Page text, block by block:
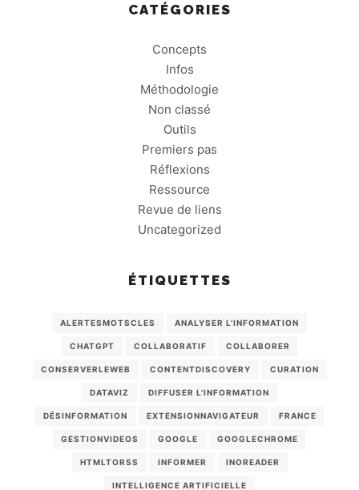
CATÉGORIES
Concepts
Infos
Méthodologie
Non classé
Outils
Premiers pas
Réflexions
Ressource
Revue de liens
Uncategorized
ÉTIQUETTES
ALERTESMOTSCLES ANALYSER L'INFORMATION
CHATGPT COLLABORATIF COLLABORER
CONSERVERLEWEB CONTENTDISCOVERY CURATION
DATAVIZ DIFFUSER L'INFORMATION
DÉSINFORMATION EXTENSIONNAVIGATEUR FRANCE
GESTIONVIDEOS GOOGLE GOOGLECHROME
HTMLTORSS INFORMER INOREADER
INTELLIGENCE ARTIFICIELLE